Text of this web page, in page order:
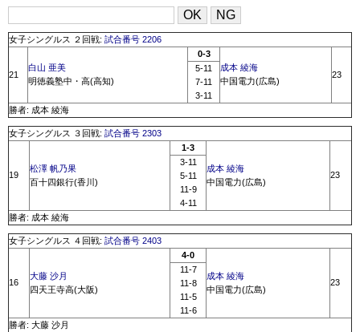
女子シングルス ２回戦: 試合番号 2206
21
白山 亜美
明徳義塾中・高(高知)
0-3
成本 綾海
中国電力(広島)
23
5-11
7-11
3-11
勝者: 成本 綾海
女子シングルス ３回戦: 試合番号 2303
19
松澤 帆乃果
百十四銀行(香川)
1-3
成本 綾海
中国電力(広島)
23
3-11
5-11
11-9
4-11
勝者: 成本 綾海
女子シングルス ４回戦: 試合番号 2403
16
大藤 沙月
四天王寺高(大阪)
4-0
成本 綾海
中国電力(広島)
23
11-7
11-8
11-5
11-6
勝者: 大藤 沙月